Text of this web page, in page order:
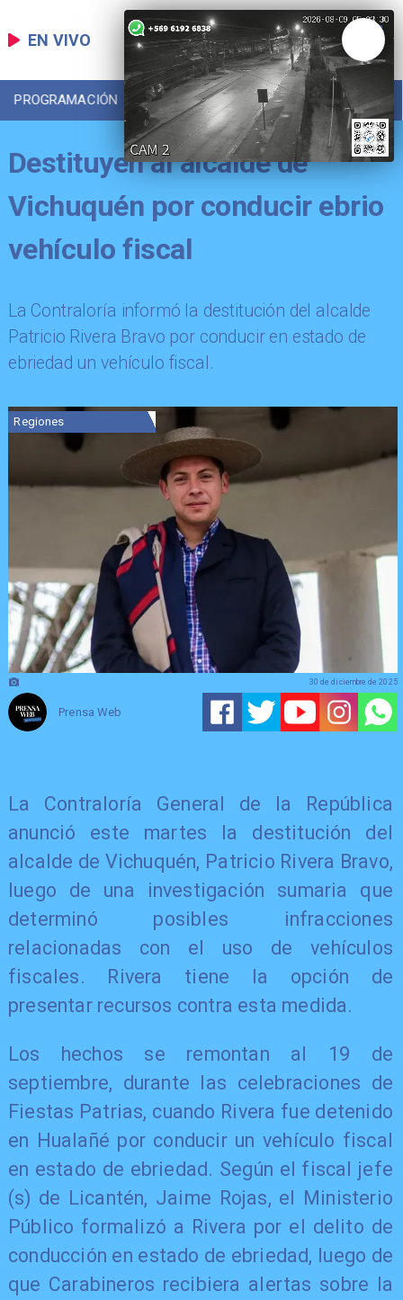
EN VIVO
PROGRAMACIÓN LOCAL DEPORTES
Destituyen al alcalde de
Vichuquén por conducir ebrio
vehículo fiscal
La Contraloría informó la destitución del alcalde
Patricio Rivera Bravo por conducir en estado de
ebriedad un vehículo fiscal.
Regiones
Prensa Web
30 de diciembre de 2025
La Contraloría General de la República
anunció este martes la destitución del
alcalde de Vichuquén, Patricio Rivera Bravo,
luego de una investigación sumaria que
determinó posibles infracciones
relacionadas con el uso de vehículos
fiscales. Rivera tiene la opción de
presentar recursos contra esta medida.
Los hechos se remontan al 19 de
septiembre, durante las celebraciones de
Fiestas Patrias, cuando Rivera fue detenido
en Hualañé por conducir un vehículo fiscal
en estado de ebriedad. Según el fiscal jefe
(s) de Licantén, Jaime Rojas, el Ministerio
Público formalizó a Rivera por el delito de
conducción en estado de ebriedad, luego de
que Carabineros recibiera alertas sobre la